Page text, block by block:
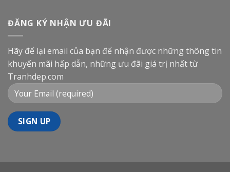
ĐĂNG KÝ NHẬN ƯU ĐÃI
Hãy để lại email của bạn để nhận được những thông tin
khuyến mãi hấp dẫn, những ưu đãi giá trị nhất từ
Tranhdep.com